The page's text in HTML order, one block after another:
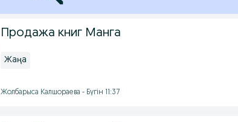
Продажа книг Манга
Жаңа
Жолбарыса Калшораева - Бүгін 11:37